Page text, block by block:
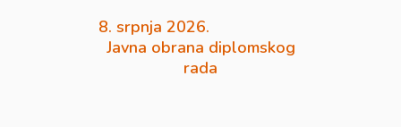
8. srpnja 2026.
Javna obrana diplomskog
rada